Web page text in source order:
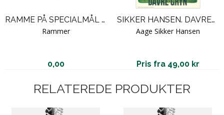
RAMME PÅ SPECIALMÅL - SORT TRÆSRAMME
Rammer
0,00
SIKKER HANSEN. DAVREGRYN.
Aage Sikker Hansen
Pris fra 49,00 kr
RELATEREDE PRODUKTER